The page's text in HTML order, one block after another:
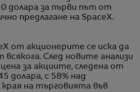
долара за първи път от
предлагане на SpaceX.
от акционерите се иска да
След новите анализи
за акциите, следена от
долара, с 58% над
на търговията във